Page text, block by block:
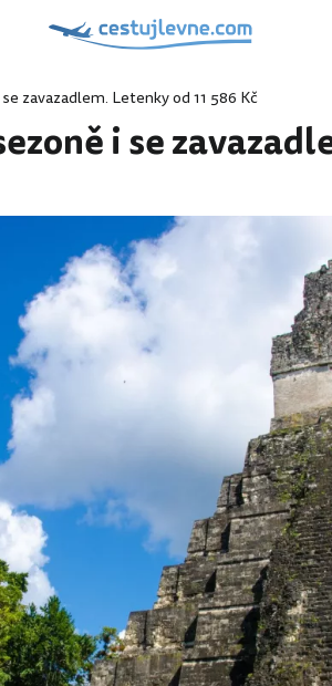
zavazadlem. Letenky od 11 586 Kč
i se